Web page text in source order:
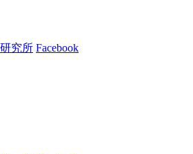
究所 Facebook